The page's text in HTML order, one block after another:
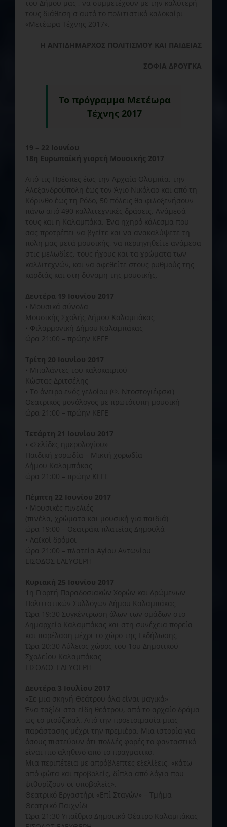
του Δήμου μας , να συμμετέχουν με την καλύτερή
τους διάθεση σ΄ αυτό το πολιτιστικό καλοκαίρι
«Μετέωρα Τέχνης 2017».
Η ΑΝΤΙΔΗΜΑΡΧΟΣ ΠΟΛΙΤΙΣΜΟΥ ΚΑΙ ΠΑΙΔΕΙΑΣ
ΣΟΦΙΑ ΔΡΟΥΓΚΑ
Το πρόγραμμα Μετέωρα
Τέχνης 2017
19 – 22 Ιουνίου
18η Ευρωπαϊκή γιορτή Μουσικής 2017
Από τις Πρέσπες έως την Αρχαία Ολυμπία, την
Αλεξανδρούπολη έως τον Άγιο Νικόλαο και από τη
Κόρινθο έως τη Ρόδο, 50 πόλεις θα φιλοξενήσουν
πάνω από 490 καλλιτεχνικές δράσεις. Ανάμεσά
τους και η Καλαμπάκα. Ένα ηχηρό κάλεσμα που
σας προτρέπει να βγείτε και να ανακαλύψετε τη
πόλη μας μετά μουσικής, να περιηγηθείτε ανάμεσα
στις μελωδίες, τους ήχους και τα χρώματα των
καλλιτεχνών, και να αφεθείτε στους ρυθμούς της
καρδιάς και στη δύναμη της μουσικής.
Δευτέρα 19 Ιουνίου 2017
• Μουσικά σύνολα
Μουσικής Σχολής Δήμου Καλαμπάκας
• Φιλαρμονική Δήμου Καλαμπάκας
ώρα 21:00 – πρώην ΚΕΓΕ
Τρίτη 20 Ιουνίου 2017
• Μπαλάντες του καλοκαιριού
Κώστας Δριτσέλης
• Το όνειρο ενός γελοίου (Φ. Ντοστογιέφσκι)
Θεατρικός μονόλογος με πρωτότυπη μουσική
ώρα 21:00 – πρώην ΚΕΓΕ
Τετάρτη 21 Ιουνίου 2017
• «Σελίδες ημερολογίου»
Παιδική χορωδία – Μικτή χορωδία
Δήμου Καλαμπάκας
ώρα 21:00 – πρώην ΚΕΓΕ
Πέμπτη 22 Ιουνίου 2017
• Μουσικές πινελιές
(πινέλα, χρώματα και μουσική για παιδιά)
ώρα 19:00 – Θεατράκι πλατείας Δημουλά
• Λαϊκοί δρόμοι
ώρα 21:00 – πλατεία Αγίου Αντωνίου
ΕΙΣΟΔΟΣ ΕΛΕΥΘΕΡΗ
Κυριακή 25 Ιουνίου 2017
1η Γιορτή Παραδοσιακών Χορών και Δρώμενων
Πολιτιστικών Συλλόγων Δήμου Καλαμπάκας
Ώρα 19:30 Συγκέντρωση όλων των ομάδων στο
Δημαρχείο Καλαμπάκας και στη συνέχεια πορεία
και παρέλαση μέχρι το χώρο της Εκδήλωσης
Ώρα 20:30 Αύλειος χώρος του 1ου Δημοτικού
Σχολείου Καλαμπάκας
ΕΙΣΟΔΟΣ ΕΛΕΥΘΕΡΗ
Δευτέρα 3 Ιουλίου 2017
«Σε μια σκηνή Θεάτρου όλα είναι μαγικά»
Ένα ταξίδι στα είδη θεάτρου, από το αρχαίο δράμα
ως το μιούζικαλ. Από την προετοιμασία μιας
παράστασης μέχρι την πρεμιέρα. Μια ιστορία για
όσους πιστεύουν ότι πολλές φορές το φανταστικό
είναι πιο αληθινό από το πραγματικό.
Μια περιπέτεια με απρόβλεπτες εξελίξεις, «κάτω
από φώτα και προβολείς, δίπλα από λόγια που
ψιθυρίζουν οι υποβολείς».
Θεατρικό Εργαστήρι «Επί Σταγών» – Τμήμα
Θεατρικό Παιχνίδι
Ώρα 21:30 Υπαίθριο Δημοτικό Θέατρο Καλαμπάκας